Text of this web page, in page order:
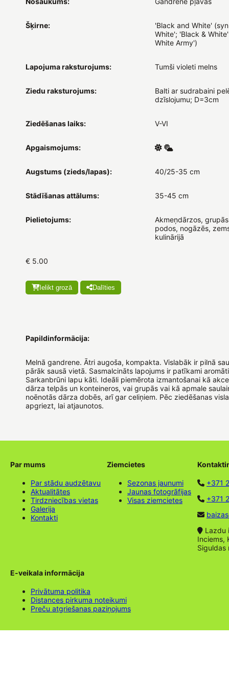
Šķirne:
'Black and White'
White'; 'Black &
White Army')
Lapojuma raksturojums: Tumši violeti melns
Ziedu raksturojums:
Balti ar sudrabaini
dzīslojumu; D=3cm
Ziedēšanas laiks: V-VI
Apgaismojums:
Augstums (zieds/lapas): 40/25-35 cm
Stādīšanas attālums: 35-45 cm
Pielietojums:
Akmeņdārzos,
podos, nogāzēs,
kulinārijā
€ 5.00
Ielikt grozā Dalīties
Papildinformācija:
Melnā gandrene. Ātri augoša, kompakta. Vislabāk ir pilnā
pārāk sausā vietā. Sasmalcināts lapojums ir patīkami
Sarkanbrūni lapu kāti. Ideāli piemērota izmantošanai kā
dārza telpās un konteineros, vai grupās vai kā apmale
noēnotās dārza dobēs, arī gar celiņiem. Pēc ziedēšanas
apgriezt, lai atjaunotos.
Par mums
Par stādu audzētavu
Aktualitātes
Tirdzniecības vietas
Galerija
Kontakti
Ziemcietes
Sezonas jaunumi
Jaunas fotogrāfijas
Visas ziemcietes
+371
+371
Lazdu
Inciems,
Siguldas
E-veikala informācija
Privātuma politika
Distances pirkuma noteikumi
Preču atgriešanas paziņojums